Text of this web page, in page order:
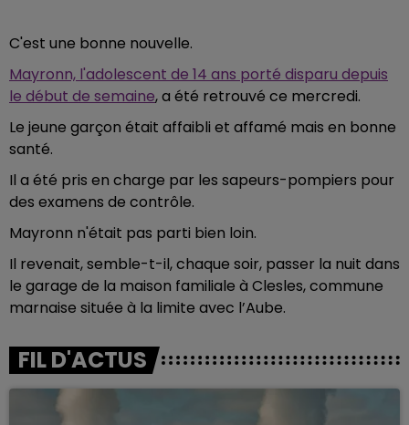
C'est une bonne nouvelle.
Mayronn, l'adolescent de 14 ans porté disparu depuis
le début de semaine, a été retrouvé ce mercredi.
Le jeune garçon était affaibli et affamé mais en bonne
santé.
Il a été pris en charge par les sapeurs-pompiers pour
des examens de contrôle.
Mayronn n'était pas parti bien loin.
Il revenait, semble-t-il, chaque soir, passer la nuit dans
le garage de la maison familiale à Clesles, commune
marnaise située à la limite avec l’Aube.
FIL D'ACTUS